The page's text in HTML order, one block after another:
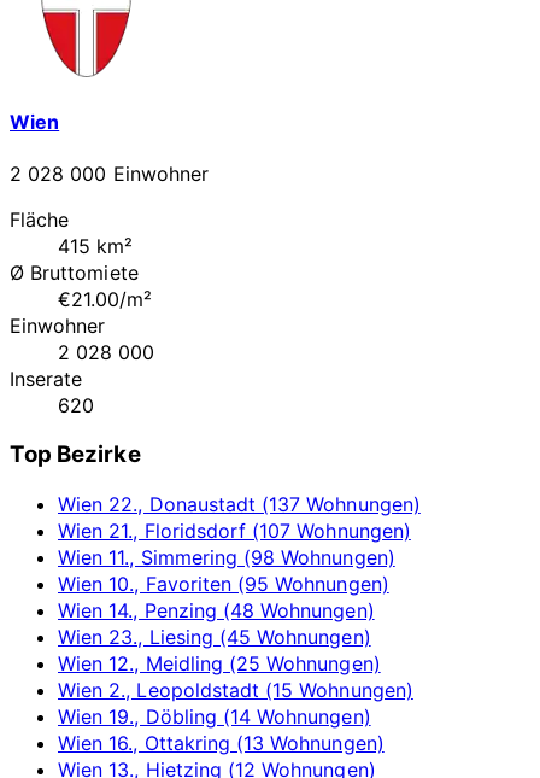
Wien
2 028 000 Einwohner
Fläche
415 km²
Ø Bruttomiete
€21.00/m²
Einwohner
2 028 000
Inserate
620
Top Bezirke
Wien 22., Donaustadt (137 Wohnungen)
Wien 21., Floridsdorf (107 Wohnungen)
Wien 11., Simmering (98 Wohnungen)
Wien 10., Favoriten (95 Wohnungen)
Wien 14., Penzing (48 Wohnungen)
Wien 23., Liesing (45 Wohnungen)
Wien 12., Meidling (25 Wohnungen)
Wien 2., Leopoldstadt (15 Wohnungen)
Wien 19., Döbling (14 Wohnungen)
Wien 16., Ottakring (13 Wohnungen)
Wien 13., Hietzing (12 Wohnungen)